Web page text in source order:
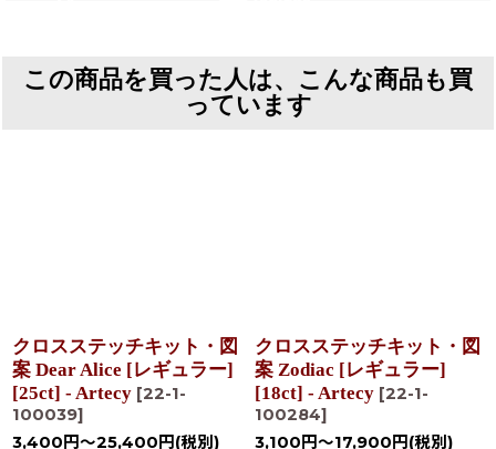
この商品を買った人は、こんな商品も買
っています
クロスステッチキット・図
案 Dear Alice [レギュラー]
[25ct] - Artecy [22-1-
100039]
3,400 円～25,400 円 (税別)
クロスステッチキット・図
案 Zodiac [レギュラー]
[18ct] - Artecy [22-1-
100284]
3,100 円～17,900 円 (税別)